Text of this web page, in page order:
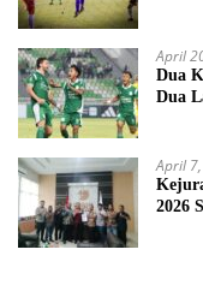
April
Dua
Dua
April
2026